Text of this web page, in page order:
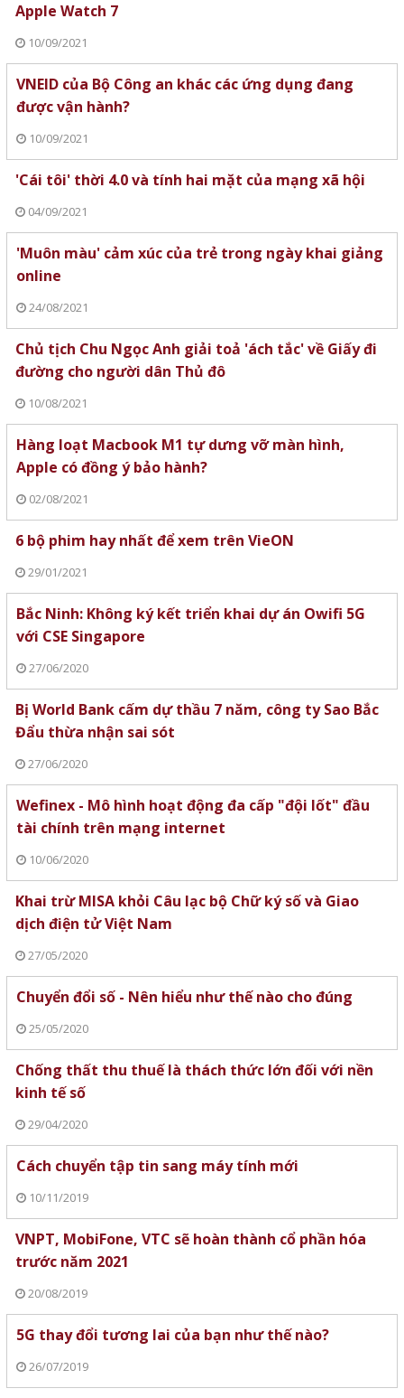
Apple Watch 7
10/09/2021
VNEID của Bộ Công an khác các ứng dụng đang
được vận hành?
10/09/2021
'Cái tôi' thời 4.0 và tính hai mặt của mạng xã hội
04/09/2021
'Muôn màu' cảm xúc của trẻ trong ngày khai giảng
online
24/08/2021
Chủ tịch Chu Ngọc Anh giải toả 'ách tắc' về Giấy đi
đường cho người dân Thủ đô
10/08/2021
Hàng loạt Macbook M1 tự dưng vỡ màn hình,
Apple có đồng ý bảo hành?
02/08/2021
6 bộ phim hay nhất để xem trên VieON
29/01/2021
Bắc Ninh: Không ký kết triển khai dự án Owifi 5G
với CSE Singapore
27/06/2020
Bị World Bank cấm dự thầu 7 năm, công ty Sao Bắc
Đẩu thừa nhận sai sót
27/06/2020
Wefinex - Mô hình hoạt động đa cấp "đội lốt" đầu
tài chính trên mạng internet
10/06/2020
Khai trừ MISA khỏi Câu lạc bộ Chữ ký số và Giao
dịch điện tử Việt Nam
27/05/2020
Chuyển đổi số - Nên hiểu như thế nào cho đúng
25/05/2020
Chống thất thu thuế là thách thức lớn đối với nền
kinh tế số
29/04/2020
Cách chuyển tập tin sang máy tính mới
10/11/2019
VNPT, MobiFone, VTC sẽ hoàn thành cổ phần hóa
trước năm 2021
20/08/2019
5G thay đổi tương lai của bạn như thế nào?
26/07/2019